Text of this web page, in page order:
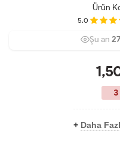
Ürün
5.0
Şu an 27
3
+ Daha